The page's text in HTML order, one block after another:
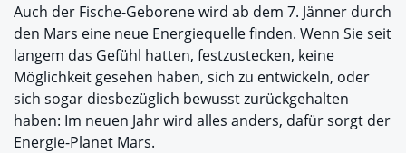
Auch der Fische-Geborene wird ab dem 7. Jänner durch
den Mars eine neue Energiequelle finden. Wenn Sie seit
langem das Gefühl hatten, festzustecken, keine
Möglichkeit gesehen haben, sich zu entwickeln, oder
sich sogar diesbezüglich bewusst zurückgehalten
haben: Im neuen Jahr wird alles anders, dafür sorgt der
Energie-Planet Mars.